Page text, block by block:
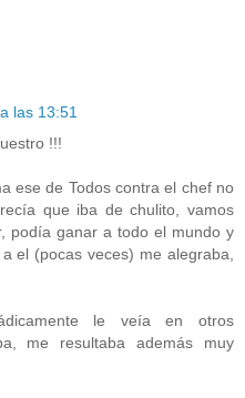
las 13:51
!!!
ese de Todos contra el chef no
que iba de chulito, vamos
podía ganar a todo el mundo y
el (pocas veces) me alegraba,
le veía en otros
me resultaba además muy